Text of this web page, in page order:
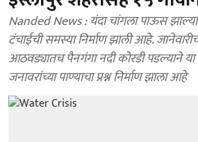
Nanded News : यंदा चांगला पाऊस
टंचाईची समस्या निर्माण झाली आहे.
आठवड्यातच पैनगंगा नदी कोरडी पडल्याने या
जनावरांच्या पाण्याचा प्रश्न निर्माण झाला आहे